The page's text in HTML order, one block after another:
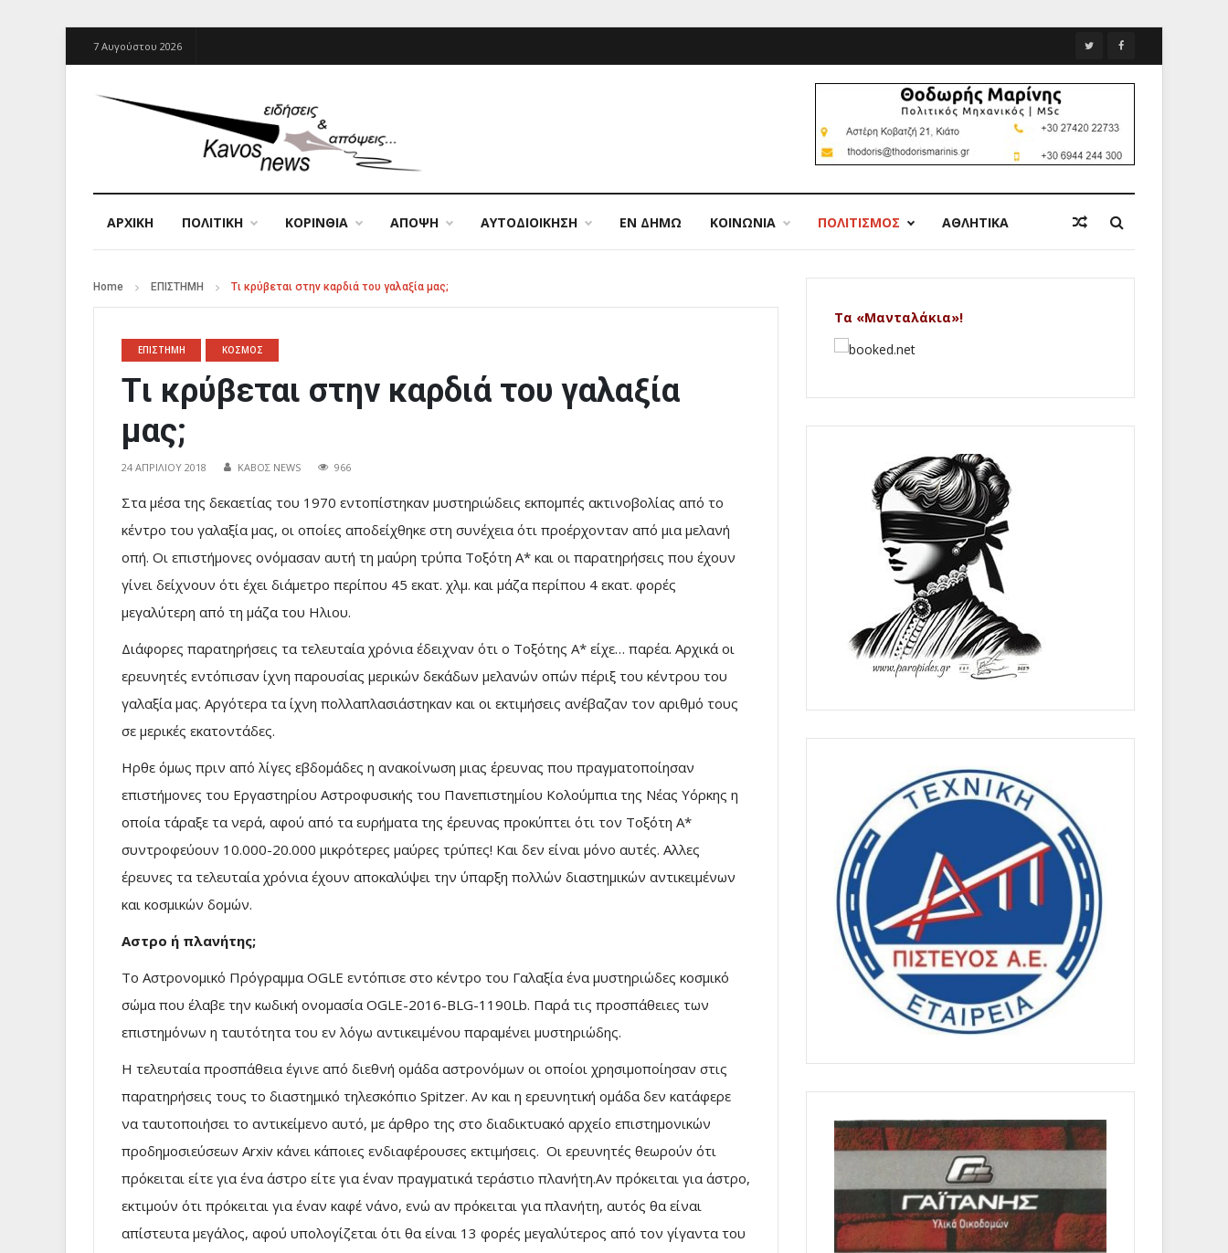
7 Αυγούστου 2026
ΑΡΧΙΚΉ ΠΟΛΙΤΙΚΗ ΚΟΡΙΝΘΙΑ ΑΠΟΨΗ ΑΥΤΟΔΙΟΙΚΗΣΗ ΕΝ ΔΗΜΩ ΚΟΙΝΩΝΙΑ ΠΟΛΙΤΙΣΜΟΣ ΑΘΛΗΤΙΚΑ
Home ΕΠΙΣΤΗΜΗ Tι κρύβεται στην καρδιά του γαλαξία μας;
ΕΠΙΣΤΗΜΗ ΚΟΣΜΟΣ
Tι κρύβεται στην καρδιά του γαλαξία
μας;
24 ΑΠΡΙΛΊΟΥ 2018 ΚΑΒΟΣ NEWS 966
Στα μέσα της δεκαετίας του 1970 εντοπίστηκαν μυστηριώδεις εκπομπές ακτινοβολίας από το
κέντρο του γαλαξία μας, οι οποίες αποδείχθηκε στη συνέχεια ότι προέρχονταν από μια μελανή
οπή. Οι επιστήμονες ονόμασαν αυτή τη μαύρη τρύπα Τοξότη Α* και οι παρατηρήσεις που έχουν
γίνει δείχνουν ότι έχει διάμετρο περίπου 45 εκατ. χλμ. και μάζα περίπου 4 εκατ. φορές
μεγαλύτερη από τη μάζα του Ηλιου.
Διάφορες παρατηρήσεις τα τελευταία χρόνια έδειχναν ότι ο Τοξότης Α* είχε… παρέα. Αρχικά οι
ερευνητές εντόπισαν ίχνη παρουσίας μερικών δεκάδων μελανών οπών πέριξ του κέντρου του
γαλαξία μας. Αργότερα τα ίχνη πολλαπλασιάστηκαν και οι εκτιμήσεις ανέβαζαν τον αριθμό τους
σε μερικές εκατοντάδες.
Ηρθε όμως πριν από λίγες εβδομάδες η ανακοίνωση μιας έρευνας που πραγματοποίησαν
επιστήμονες του Εργαστηρίου Αστροφυσικής του Πανεπιστημίου Κολούμπια της Νέας Υόρκης η
οποία τάραξε τα νερά, αφού από τα ευρήματα της έρευνας προκύπτει ότι τον Τοξότη Α*
συντροφεύουν 10.000-20.000 μικρότερες μαύρες τρύπες! Και δεν είναι μόνο αυτές. Αλλες
έρευνες τα τελευταία χρόνια έχουν αποκαλύψει την ύπαρξη πολλών διαστημικών αντικειμένων
και κοσμικών δομών.
Αστρο ή πλανήτης;
Το Αστρονομικό Πρόγραμμα OGLE εντόπισε στο κέντρο του Γαλαξία ένα μυστηριώδες κοσμικό
σώμα που έλαβε την κωδική ονομασία OGLE-2016-BLG-1190Lb. Παρά τις προσπάθειες των
επιστημόνων η ταυτότητα του εν λόγω αντικειμένου παραμένει μυστηριώδης.
Η τελευταία προσπάθεια έγινε από διεθνή ομάδα αστρονόμων οι οποίοι χρησιμοποίησαν στις
παρατηρήσεις τους το διαστημικό τηλεσκόπιο Spitzer. Αν και η ερευνητική ομάδα δεν κατάφερε
να ταυτοποιήσει το αντικείμενο αυτό, με άρθρο της στο διαδικτυακό αρχείο επιστημονικών
προδημοσιεύσεων Arxiv κάνει κάποιες ενδιαφέρουσες εκτιμήσεις. Οι ερευνητές θεωρούν ότι
πρόκειται είτε για ένα άστρο είτε για έναν πραγματικά τεράστιο πλανήτη.Αν πρόκειται για άστρο,
εκτιμούν ότι πρόκειται για έναν καφέ νάνο, ενώ αν πρόκειται για πλανήτη, αυτός θα είναι
απίστευτα μεγάλος, αφού υπολογίζεται ότι θα είναι 13 φορές μεγαλύτερος από τον γίγαντα του
Τα «Μανταλάκια»!